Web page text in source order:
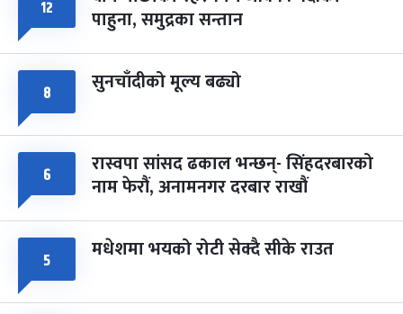
८
चैत्र ८, २०८३-Mar 22, 2027
७ महिना बाँकी
१२ पाहुना, समुद्रका सन्तान
८ सुनचाँदीको मूल्य बढ्यो
६ रास्वपा सांसद ढकाल भन्छन्- सिंहदरबारको
नाम फेरौं, अनामनगर दरबार राखौं
५ मधेशमा भयको रोटी सेक्दै सीके राउत